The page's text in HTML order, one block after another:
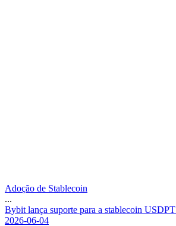
Adoção de Stablecoin
...
Bybit lança suporte para a stablecoin USDPT
2026-06-04